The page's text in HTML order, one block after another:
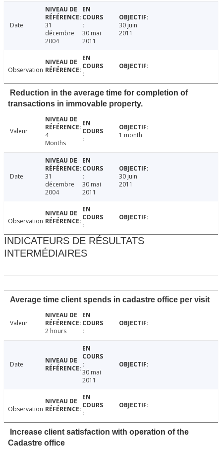
Date
31
décembre
2004
30 mai
2011
30 juin
2011
Observation
Reduction in the average time for completion of
transactions in immovable property.
Valeur
4
Months
1 month
Date
31
décembre
2004
30 mai
2011
30 juin
2011
Observation
INDICATEURS DE RÉSULTATS
INTERMÉDIAIRES
Average time client spends in cadastre office per visit
Valeur
2 hours
Date
30 mai
2011
Observation
Increase client satisfaction with operation of the
Cadastre office